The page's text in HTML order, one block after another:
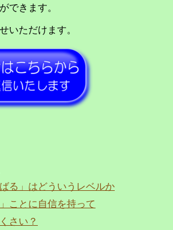
できます。
いただけます。
る」はどういうレベルか
ことに自信を持って
さい？